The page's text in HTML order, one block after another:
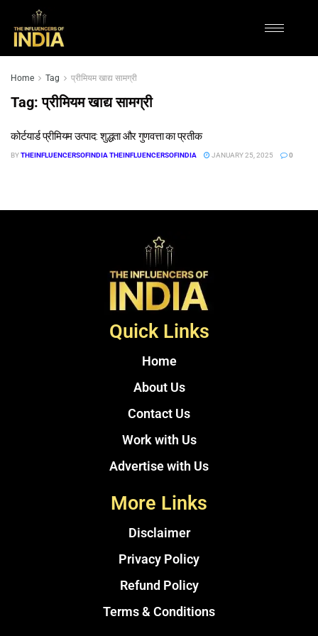
Home Tag प्रीमियम खाद्य सामग्री
Tag:प्रीमियम खाद्य सामग्री
कोर्टयार्ड प्रीमियम उत्पाद: शुद्धता और गुणवत्ता का प्रतीक
BYTHEINFLUENCERSOFINDIA THEINFLUENCERSOFINDIA JANUARY 25, 2025 0
Quick Links
Home
About Us
Contact Us
Work with Us
Advertise with Us
More Links
Disclaimer
Privacy Policy
Refund Policy
Terms & Conditions